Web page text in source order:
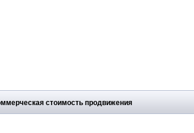
стоимость продвижения